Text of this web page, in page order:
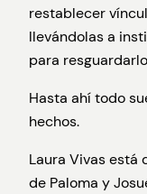
restablecer
llevándolas a
para
Hasta ahí todo
hechos.
Laura Vivas está
de Paloma y